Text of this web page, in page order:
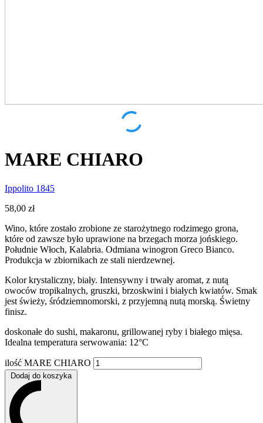
MARE CHIARO
Ippolito 1845
58,00 zł
Wino, które zostało zrobione ze starożytnego rodzimego grona,
które od zawsze było uprawione na brzegach morza jońskiego.
Południe Włoch, Kalabria. Odmiana winogron Greco Bianco.
Produkcja w zbiornikach ze stali nierdzewnej.
Kolor krystaliczny, biały. Intensywny i trwały aromat, z nutą
owoców tropikalnych, gruszki, brzoskwini i białych kwiatów. Smak
jest świeży, śródziemnomorski, z przyjemną nutą morską. Świetny
finisz.
doskonałe do sushi, makaronu, grillowanej ryby i białego mięsa.
Idealna temperatura serwowania: 12°C
ilość MARE CHIARO
Dodaj do koszyka